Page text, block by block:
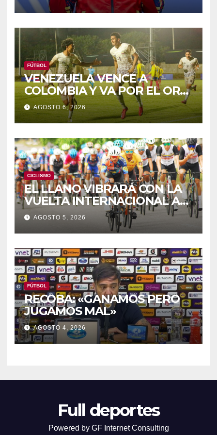
FÚTBOL
VENEZUELA VENCE A
COLOMBIA Y VA POR EL ORO
DE LOS JCAC
AGOSTO 6, 2026
CICLISMO
EL LLANO VIBRARÁ CON LA
VUELTA INTERNACIONAL A
ZAMORA
AGOSTO 5, 2026
FÚTBOL
RECOBA: «GANAMOS PERO
JUGAMOS MAL»
AGOSTO 4, 2026
Full deportes
Powered by GF Internet Consulting